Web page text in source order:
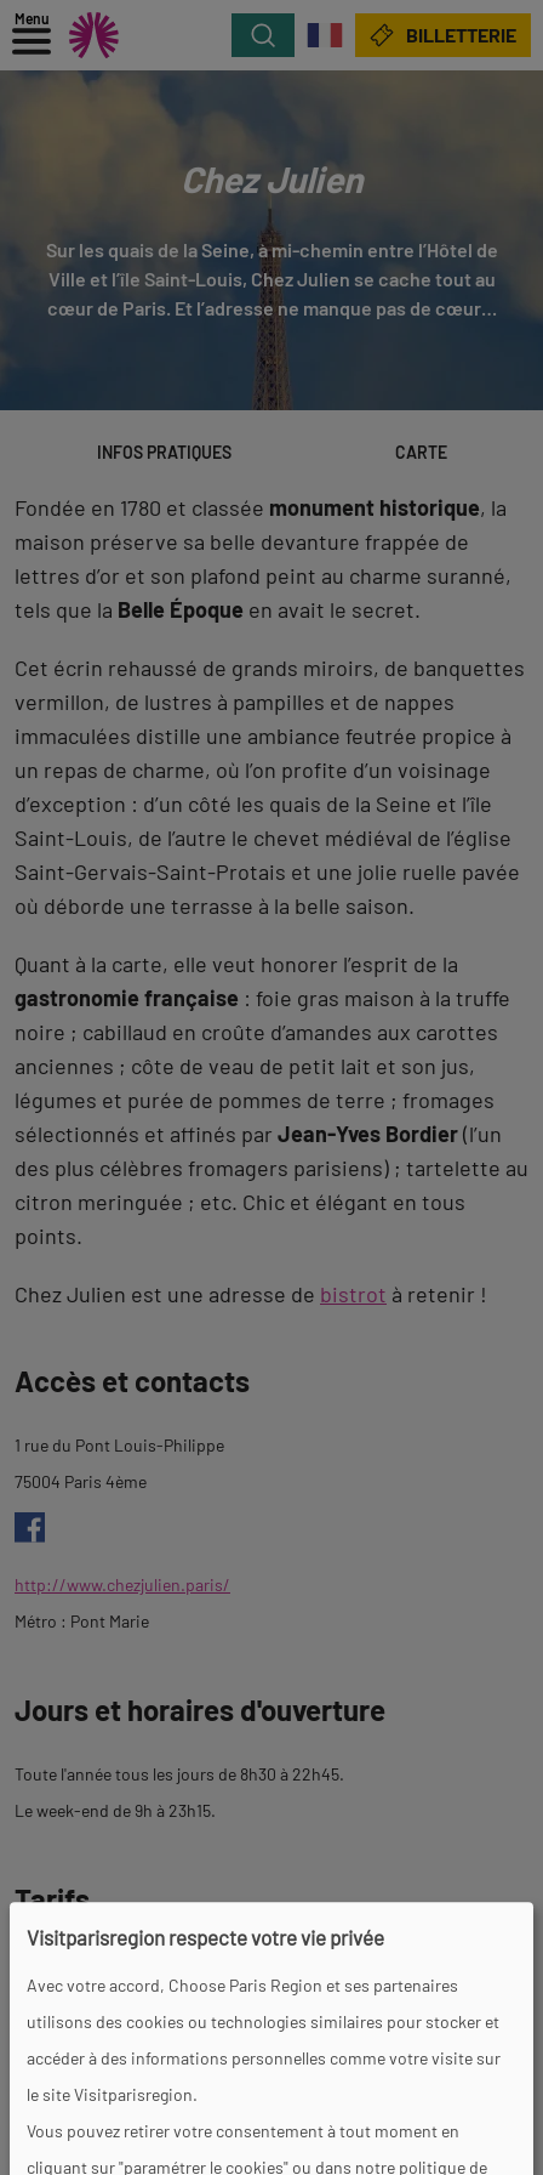
Menu
Rechercher BILLETTERIE
Chez Julien
Sur les quais de la Seine, à mi-chemin entre l’Hôtel de
Ville et l’île Saint-Louis, Chez Julien se cache tout au
cœur de Paris. Et l’adresse ne manque pas de cœur…
INFOS PRATIQUES CARTE
Fondée en 1780 et classée monument historique, la
maison préserve sa belle devanture frappée de
lettres d’or et son plafond peint au charme suranné,
tels que la Belle Époque en avait le secret.
Cet écrin rehaussé de grands miroirs, de banquettes
vermillon, de lustres à pampilles et de nappes
immaculées distille une ambiance feutrée propice à
un repas de charme, où l’on profite d’un voisinage
d’exception : d’un côté les quais de la Seine et l’île
Saint-Louis, de l’autre le chevet médiéval de l’église
Saint-Gervais-Saint-Protais et une jolie ruelle pavée
où déborde une terrasse à la belle saison.
Quant à la carte, elle veut honorer l’esprit de la
gastronomie française : foie gras maison à la truffe
noire ; cabillaud en croûte d’amandes aux carottes
anciennes ; côte de veau de petit lait et son jus,
légumes et purée de pommes de terre ; fromages
sélectionnés et affinés par Jean-Yves Bordier(l’un
des plus célèbres fromagers parisiens) ; tartelette au
citron meringuée ; etc. Chic et élégant en tous
points.
Chez Julien est une adresse de bistrot à retenir !
àAccès et contacts
1 rue du Pont Louis-Philippe
75004 Paris 4ème
http://www.chezjulien.paris/
Métro : Pont Marie
Jours et horaires d'ouverture
Toute l'année tous les jours de 8h30 à 22h45.
Le week-end de 9h à 23h15.
Tarifs
Visites
Visitparisregion respecte votre vie privée
Avec votre accord, Choose Paris Region et ses partenaires
utilisons des cookies ou technologies similaires pour stocker et
accéder à des informations personnelles comme votre visite sur
le site Visitparisregion.
Vous pouvez retirer votre consentement à tout moment en
cliquant sur "paramétrer le cookies" ou dans notre politique de